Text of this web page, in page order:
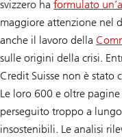
svizzero ha formulato
maggiore attenzione nel
anche il lavoro della
sulle origini della crisi.
Credit Suisse non è stato
Le loro 600 e oltre
perseguito troppo a
insostenibili. Le analisi